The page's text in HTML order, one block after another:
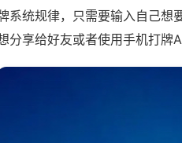
系统规律，只需要输入自己想
分享给好友或者使用手机打牌